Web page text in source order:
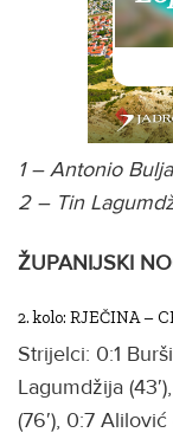
1 – Antonio
2 – Tin
ŽUPANIJSKI
2. kolo: RJEČINA –
Strijelci: 0:1
Lagumdžija
(76′), 0:7 Alilović